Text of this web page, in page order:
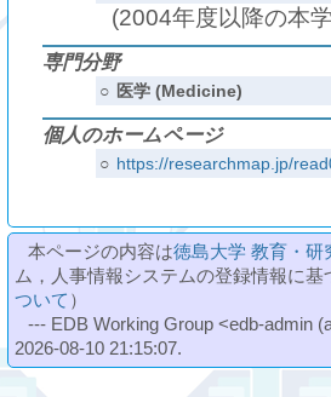
(2004年度以降の本
専門分野
○ 医学 (Medicine)
個人のホームページ
○ https://researchmap.jp/
本ページの内容は徳島大学 教育・研
ム，人事情報システムの登録情報に
ついて ）
--- EDB Working Group <edb-admin
2026-08-10 21:15:07.